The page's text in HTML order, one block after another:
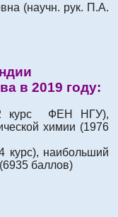
(научн. рук. П.А.
в 2019 году:
курс ФЕН НГУ),
химии (1976
курс), наибольший
баллов)